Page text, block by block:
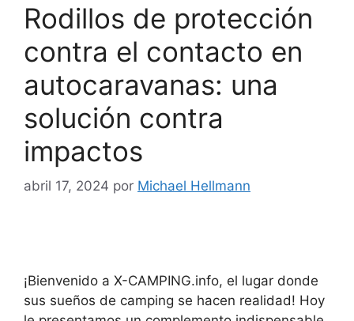
Rodillos de protección
contra el contacto en
autocaravanas: una
solución contra
impactos
abril 17, 2024 por Michael Hellmann
¡Bienvenido a X-CAMPING.info, el lugar donde
sus sueños de camping se hacen realidad! Hoy